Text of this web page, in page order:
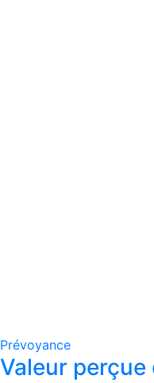
Prévoyance
Valeur